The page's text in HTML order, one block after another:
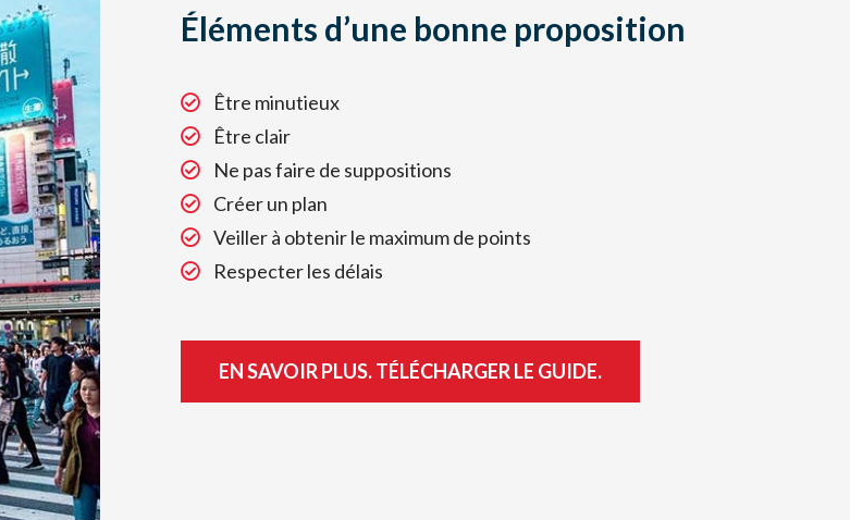
Éléments d’une bonne proposition
Être minutieux
Être clair
Ne pas faire de suppositions
Créer un plan
Veiller à obtenir le maximum de points
Respecter les délais
EN SAVOIR PLUS. TÉLÉCHARGER LE GUIDE.